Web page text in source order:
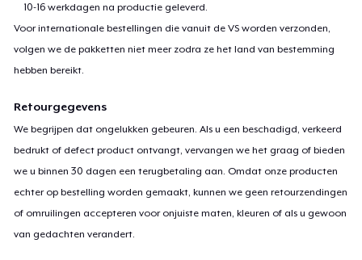
10-16 werkdagen na productie geleverd.
Voor internationale bestellingen die vanuit de VS worden verzonden,
volgen we de pakketten niet meer zodra ze het land van bestemming
hebben bereikt.
Retourgegevens
We begrijpen dat ongelukken gebeuren. Als u een beschadigd, verkeerd
bedrukt of defect product ontvangt, vervangen we het graag of bieden
we u binnen 30 dagen een terugbetaling aan. Omdat onze producten
echter op bestelling worden gemaakt, kunnen we geen retourzendingen
of omruilingen accepteren voor onjuiste maten, kleuren of als u gewoon
van gedachten verandert.